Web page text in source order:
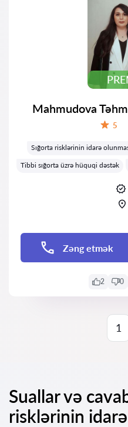
Mahmudova
5
Sığorta risklərinin idarə
Tibbi sığorta üzrə hüquqi dəstək
Zəng etmək
2 0
1
Suallar və
risklərinin